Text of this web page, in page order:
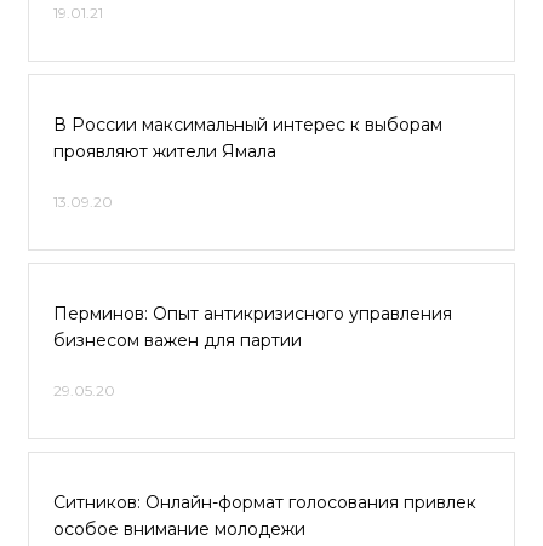
19.01.21
В России максимальный интерес к выборам
проявляют жители Ямала
13.09.20
Перминов: Опыт антикризисного управления
бизнесом важен для партии
29.05.20
Ситников: Онлайн-формат голосования привлек
особое внимание молодежи